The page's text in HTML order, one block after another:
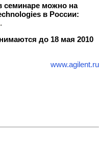
семинаре можно на
в России:
.
до 18 мая 2010
www.agilent.ru